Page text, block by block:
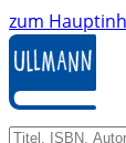
zum